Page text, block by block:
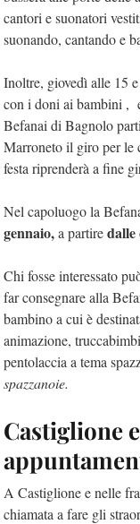
cantori e suonatori
suonando, cantando e
Inoltre, giovedì alle 15
con i doni ai bambini ,
Befanai di Bagnolo
Marroneto il giro per le
festa riprenderà a fine
Nel capoluogo la
gennaio,a partiredalle
Chi fosse interessato
far consegnare alla
bambino a cui è
animazione,
pentolaccia a tema
spazzanoie.
Castiglione
A Castiglione e nelle
chiamata a fare gli